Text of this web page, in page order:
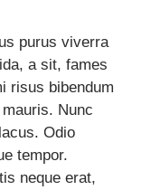
purus viverra
a sit, fames
risus bibendum
Nunc
Odio
tempor.
neque erat,